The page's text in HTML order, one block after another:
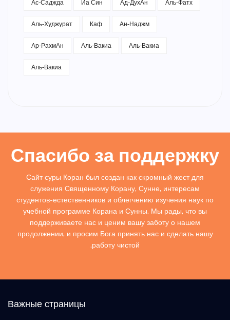
Ас-Саджда
Йа Син Ад-ДухАн
Аль-Фатх
Аль-Худжурат
Каф
Ан-Наджм
Ар-РахмАн
Аль-Вакиа
Аль-Вакиа
Аль-Вакиа
Спасибо за поддержку
Сайт суры Коран был создан как скромный жест для
служения Священному Корану, Сунне, интересам
студентов-естественников и облегчению изучения наук по
учебной программе Корана и Сунны. Мы рады, что вы
поддерживаете нас и ценим вашу заботу о нашем
продолжении, и просим Бога принять нас и сделать нашу
работу чистой.
Важные страницы